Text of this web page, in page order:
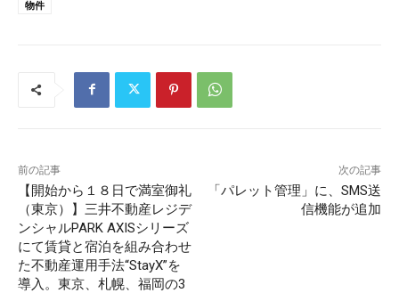
物件
前の記事
【開始から１８日で満室御礼
（東京）】三井不動産レジデ
ンシャルPARK AXISシリーズ
にて賃貸と宿泊を組み合わせ
た不動産運用手法“StayX”を
導入。東京、札幌、福岡の3
次の記事
「パレット管理」に、SMS送
信機能が追加